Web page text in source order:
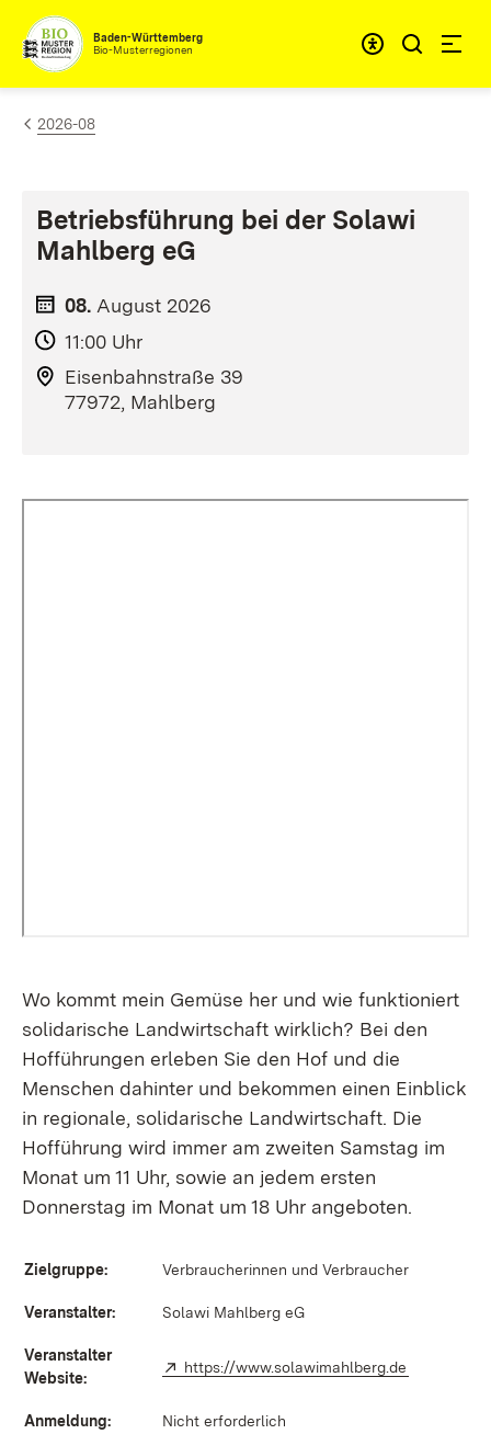
Zum Inhalt springen
Baden-Württemberg
Bio-Musterregionen
2026-08
Betriebsführung bei der Solawi
Mahlberg eG
08. August 2026
11:00 Uhr
Eisenbahnstraße 39
77972, Mahlberg
Wo kommt mein Gemüse her und wie funktioniert
solidarische Landwirtschaft wirklich? Bei den
Hofführungen erleben Sie den Hof und die
Menschen dahinter und bekommen einen Einblick
in regionale, solidarische Landwirtschaft. Die
Hofführung wird immer am zweiten Samstag im
Monat um 11 Uhr, sowie an jedem ersten
Donnerstag im Monat um 18 Uhr angeboten.
Zielgruppe: Verbraucherinnen und Verbraucher
Veranstalter: Solawi Mahlberg eG
Veranstalter
Website:
Extern:
https://www.solawimahlberg.de
Anmeldung: Nicht erforderlich